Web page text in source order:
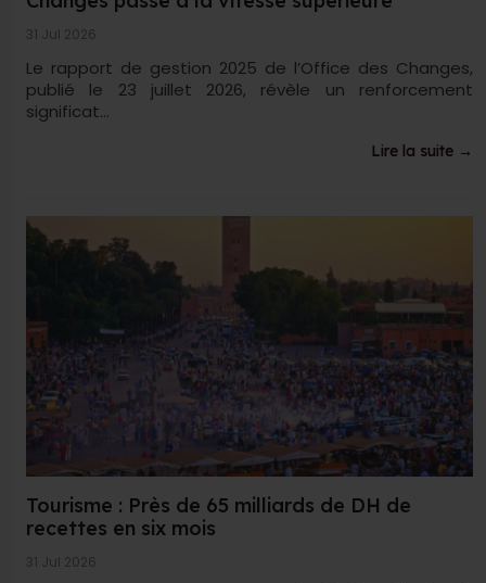
31 Jul 2026
Le rapport de gestion 2025 de l’Office des Changes,
publié le 23 juillet 2026, révèle un renforcement
significat...
Lire la suite →
Tourisme : Près de 65 milliards de DH de
recettes en six mois
31 Jul 2026